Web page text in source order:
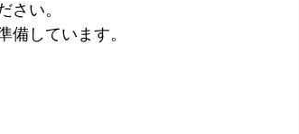
さい。
しています。